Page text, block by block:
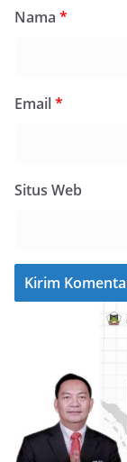
Nama *
Email*
Situs Web